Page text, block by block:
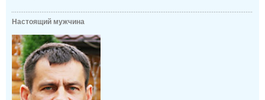
Настоящий мужчина